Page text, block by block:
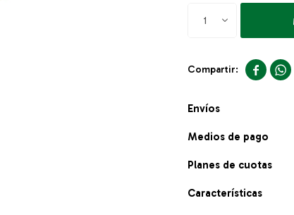
1
 
Envíos
Medios de pago
Planes de cuotas
Características